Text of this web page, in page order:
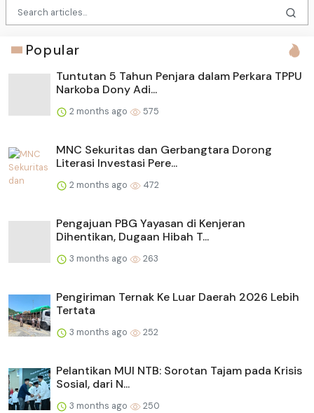
Popular
Tuntutan 5 Tahun Penjara dalam Perkara TPPU
Narkoba Dony Adi...
2 months ago 575
MNC Sekuritas dan Gerbangtara Dorong
Literasi Investasi Pere...
2 months ago 472
Pengajuan PBG Yayasan di Kenjeran
Dihentikan, Dugaan Hibah T...
3 months ago 263
Pengiriman Ternak Ke Luar Daerah 2026 Lebih
Tertata
3 months ago 252
Pelantikan MUI NTB: Sorotan Tajam pada Krisis
Sosial, dari N...
3 months ago 250